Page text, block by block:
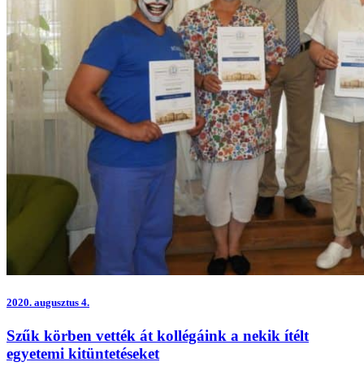
2020. augusztus 4.
Szűk körben vették át kollégáink a nekik ítélt
egyetemi kitüntetéseket